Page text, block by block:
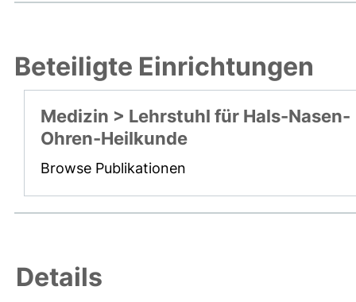
Beteiligte Einrichtungen
Medizin > Lehrstuhl für Hals-Nasen-
Ohren-Heilkunde
Browse Publikationen
Details